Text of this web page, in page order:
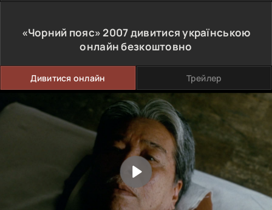
«Чорний пояс»2007дивитися українською
онлайн безкоштовно
Дивитися онлайн Трейлер